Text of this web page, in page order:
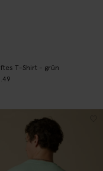
T-Shirt - grün